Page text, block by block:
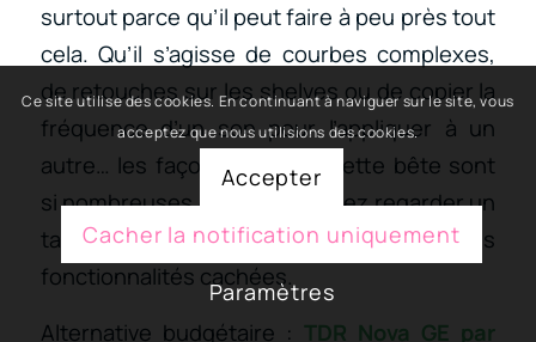
surtout parce qu’il peut faire à peu près tout
cela. Qu’il s’agisse de courbes complexes,
de retouches sur les shelves ou de copier la
fréquence d’un son pour l’appliquer à un
autre… les façons d’utiliser cette bête sont
si nombreuses que vous devrez regarder un
tas de tutoriels pour en découvrir toutes les
fonctionnalités cachées.
Alternative budgétaire : TDR Nova GE par
Ce site utilise des cookies. En continuant à naviguer sur le site, vous
acceptez que nous utilisions des cookies.
Accepter
Cacher la notification uniquement
Paramètres